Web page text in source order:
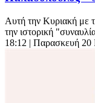
Αυτή την Κυριακή με
την ιστορική
18:12 | Παρασκευή 20